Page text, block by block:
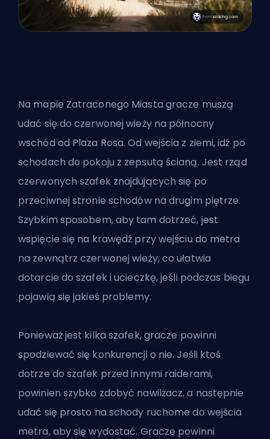
Na mapie Zatraconego Miasta gracze muszą
udać się do czerwonej wieży na północny
wschód od Plaza Rosa. Od wejścia z ziemi, idź po
schodach do pokoju z zepsutą ścianą. Jest rząd
czerwonych szafek znajdujących się po
przeciwnej stronie schodów na drugim piętrze.
Szybkim sposobem, aby tam dotrzeć, jest
wspięcie się na krawędź przy wejściu do metra
na zewnątrz czerwonej wieży, co ułatwia
dotarcie do szafek i ucieczkę, jeśli podczas biegu
pojawią się jakieś problemy.
Ponieważ jest kilka szafek, gracze powinni
spodziewać się konkurencji o nie. Jeśli ktoś
dotrze do szafek przed innymi raiderami,
powinien szybko zdobyć nawilżacz, a następnie
udać się prosto na schody ruchome do wejścia
metra, aby się wydostać. Gracze powinni